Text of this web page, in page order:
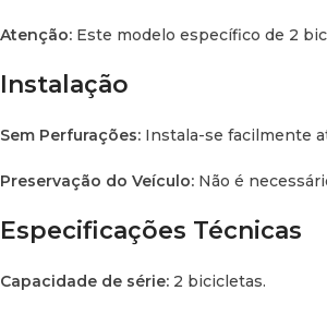
Atenção: Este modelo específico de 2
Instalação
Sem Perfurações: Instala-se facilmente
Preservação do Veículo: Não é
Especificações Técnicas
Capacidade de série: 2 bicicletas.
Facebook
Instagram